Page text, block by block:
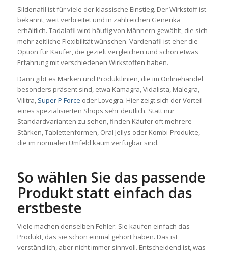
Sildenafil ist für viele der klassische Einstieg. Der Wirkstoff ist
bekannt, weit verbreitet und in zahlreichen Generika
erhältlich. Tadalafil wird häufig von Männern gewählt, die sich
mehr zeitliche Flexibilität wünschen. Vardenafil ist eher die
Option für Käufer, die gezielt vergleichen und schon etwas
Erfahrung mit verschiedenen Wirkstoffen haben.
Dann gibt es Marken und Produktlinien, die im Onlinehandel
besonders präsent sind, etwa Kamagra, Vidalista, Malegra,
Vilitra, Super P Force oder Lovegra. Hier zeigt sich der Vorteil
eines spezialisierten Shops sehr deutlich. Statt nur
Standardvarianten zu sehen, finden Käufer oft mehrere
Stärken, Tablettenformen, Oral Jellys oder Kombi-Produkte,
die im normalen Umfeld kaum verfügbar sind.
So wählen Sie das passende
Produkt statt einfach das
erstbeste
Viele machen denselben Fehler: Sie kaufen einfach das
Produkt, das sie schon einmal gehört haben. Das ist
verständlich, aber nicht immer sinnvoll. Entscheidend ist, was